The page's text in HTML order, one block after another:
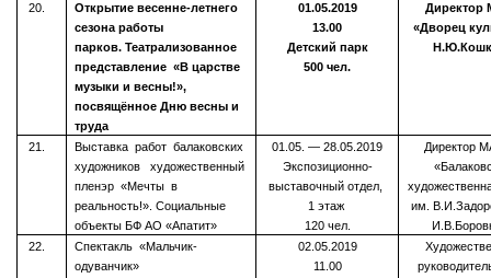
20.
Открытие весенне-летнего
сезона работы
парков. Театрализованное
представление «В царстве
музыки и весны!»,
посвящённое Дню весны и
труда
01.05.2019
13.00
Детский парк
500 чел.
Директор
«Дворец
21.
Выставка работ балаковских
художников художественный
пленэр «Мечты в
реальность!». Социальные
объекты БФ АО «Апатит»
01.05. — 28.05.2019
Экспозиционно-
выставочный отдел,
1 этаж
120 чел.
Директор
им.
22.
Спектакль «Мальчик-
одуванчик»
02.05.2019
11.00